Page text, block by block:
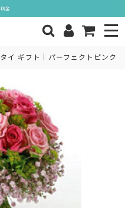
タイ ギフト｜パーフェクトピンク